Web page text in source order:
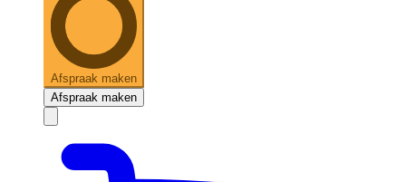
Afspraak maken
Afspraak maken